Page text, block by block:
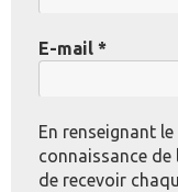
E-mail *
En renseignant
connaissance de
de recevoir